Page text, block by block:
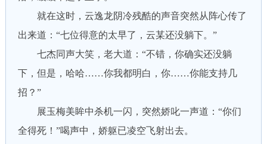
就在这时，云逸龙阴冷残酷的声音突然从阵心传了
出来道：“七位得意的太早了，云某还没躺下。”
七杰同声大笑，老大道：“不错，你确实还没躺
下，但是，哈哈……你我都明白，你……你能支持几
招？”
展玉梅美眸中杀机一闪，突然娇叱一声道：“你们
全得死！”喝声中，娇躯已凌空飞射出去。